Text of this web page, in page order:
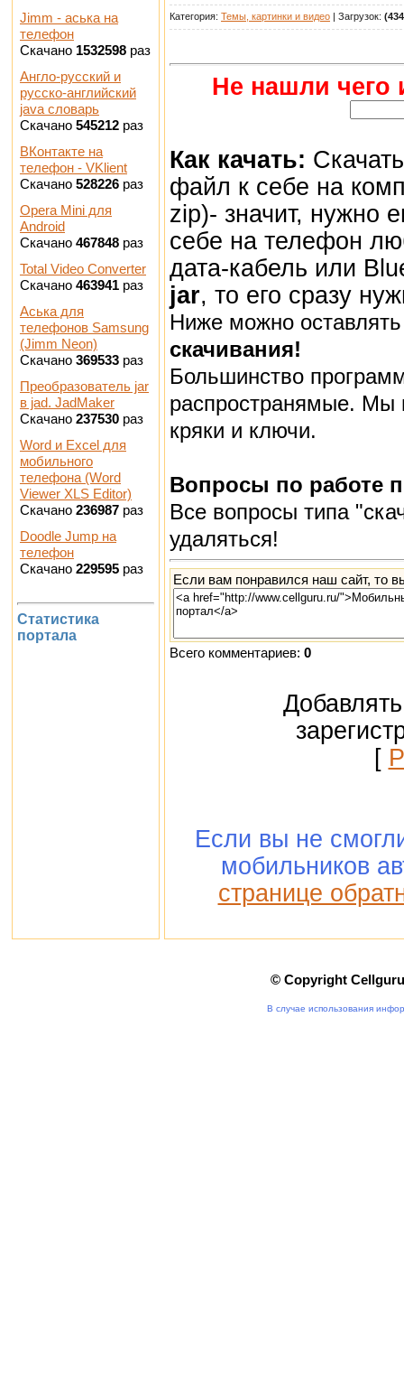
Jimm - аська на
телефон
Скачано 1532598 раз
Англо-русский и
русско-английский
java словарь
Скачано 545212 раз
ВКонтакте на
телефон - VKlient
Скачано 528226 раз
Opera Mini для
Android
Скачано 467848 раз
Total Video Converter
Скачано 463941 раз
Аська для
телефонов Samsung
(Jimm Neon)
Скачано 369533 раз
Преобразователь jar
в jad. JadMaker
Скачано 237530 раз
Word и Excel для
мобильного
телефона (Word
Viewer XLS Editor)
Скачано 236987 раз
Doodle Jump на
телефон
Скачано 229595 раз
Статистика
портала
Категория: Темы, картинки и видео | Загрузок:
Не нашли чего
Как качать:
файл к себе на
zip)- значит, нужно
себе на телефон
дата-кабель или
jar, то его сразу
Ниже можно
скачивания!
Большинство
распространямые. Мы
кряки и ключи.
Вопросы по работе
Все вопросы типа
удаляться!
Если вам понравился наш сайт, то
Всего комментариев: 0
[
Если вы не
мобильников
странице
© Copyright
В случае использования